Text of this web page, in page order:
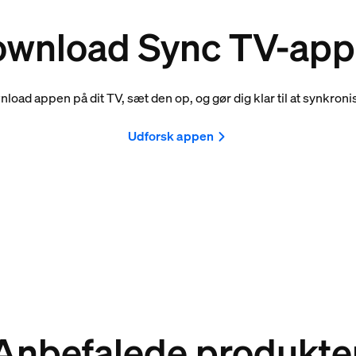
Sync TV-
appen på dit TV, sæt den op, og gør dig klar til at
Udforsk appen